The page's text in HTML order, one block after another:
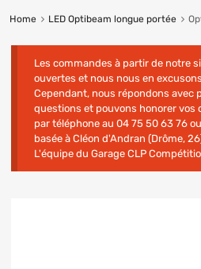
Home LED Optibeam longue portée
Les commandes à partir de notre
ouvertes et nous nous en
Cependant, nous répondons avec
questions et pouvons honorer
par téléphone au 04 75 50 63 76
basée à Cléon d'Andran (Drôme,
L'équipe du Garage CLP